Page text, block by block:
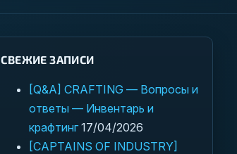
СВЕЖИЕ ЗАПИСИ
[Q&A] CRAFTING — Вопросы и
ответы — Инвентарь и
крафтинг 17/04/2026
[CAPTAINS OF INDUSTRY]